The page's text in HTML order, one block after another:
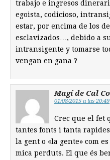
trabajo e ingresos
egoista, codicioso,
estar, por encima de los
esclavizados…, debido a
intransigente y tomarse
vengan en gana ?
Magí de Cal
01/08/2015 a las 20:49
Crec que el fet
tantes fonts i tanta
la gent o «la gente» com
mica perduts. El que és